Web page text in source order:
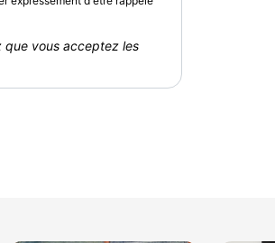
que vous acceptez les